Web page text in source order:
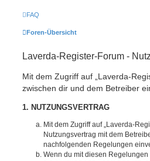
FAQ
Foren-Übersicht
Laverda-Register-Forum -
Mit dem Zugriff auf „Laverda-
zwischen dir und dem Betreiber
1. NUTZUNGSVERTRAG
Mit dem Zugriff auf „Laverda-
Nutzungsvertrag mit dem
nachfolgenden Regelungen
Wenn du mit diesen